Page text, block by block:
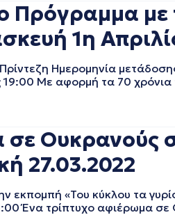
Πρόγραμμα
1η
Ημερομηνία
Με αφορμή τα 70
Ουκρανούς
27.03.2022
«Του κύκλου τα
Ένα τρίπτυχο αφιέρωμα